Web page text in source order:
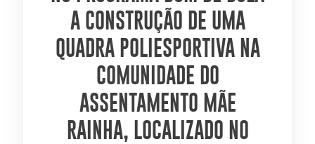
A CONSTRUÇÃO DE UMA
QUADRA POLIESPORTIVA NA
COMUNIDADE DO
ASSENTAMENTO MÃE
RAINHA, LOCALIZADO NO